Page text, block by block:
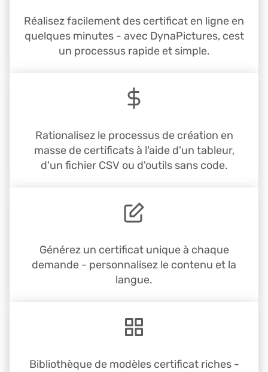
Réalisez facilement des certificat en ligne en
quelques minutes - avec DynaPictures, cest
un processus rapide et simple.
Rationalisez le processus de création en
masse de certificats à l'aide d'un tableur,
d'un fichier CSV ou d'outils sans code.
Générez un certificat unique à chaque
demande - personnalisez le contenu et la
langue.
Bibliothèque de modèles certificat riches -